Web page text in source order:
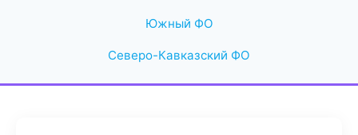
Южный ФО
Северо-Кавказский ФО